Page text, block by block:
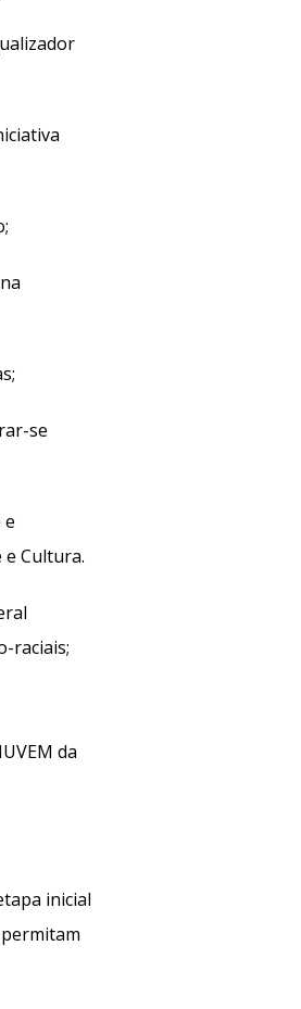
se
e
e Cultura.
raciais;
da
inicial